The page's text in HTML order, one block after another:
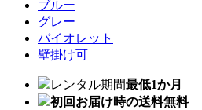
ブルー
グレー
バイオレット
壁掛け可
レンタル期間最低1か月
初回お届け時の送料無料